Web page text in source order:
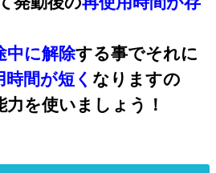
中に解除する事でそれに
時間が短く なりますの
力を使いましょう！